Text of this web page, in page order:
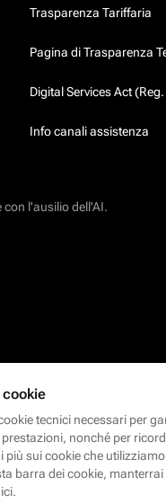
Trasparenza Tariffaria
Pagina di Trasparenza
Digital Services Act
Info canali assistenza
con l'ausilio dell'AI.